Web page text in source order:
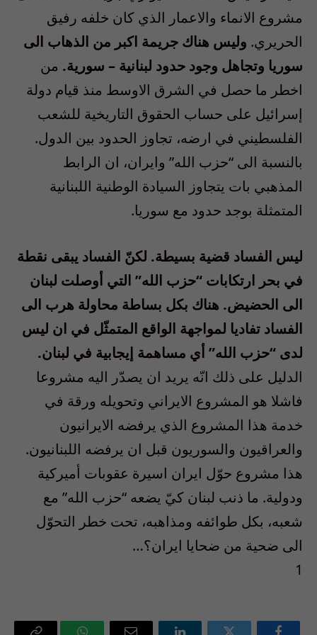
مشروع الانماء والاعمار الذي كان خلفه رفيق
الحريري. وليس هناك جريمة اكبر من الذهاب الى
سوريا وتجاهل وجود حدود لبنانية – سورية. من
اخطر ما حصل في الشرق الاوسط منذ قيام دولة
إسرائيل على حساب الحقوق التاريخية للشعب
الفلسطيني في ارضه، تجاوز الحدود بين الدول.
بالنسبة الى “حزب الله” وايران، ان الرابط
المذهبي بات يتجاوز السيادة الوطنية اللبنانية
المتمثلة بوجد حدود مع سوريا.
ليس الفساد قضية بسيطة. لكنّ الفساد يبقى نقطة
في بحر ارتكابات “حزب الله” التي أوصلت لبنان
الى الحضيض. هناك بكل بساطة محاولة هرب الى
الفساد تفاديا لمواجهة الواقع المتمثّل في ان ليس
لدى “حزب الله” أي مساهمة إيجابية في لبنان.
الدليل على ذلك انّه يريد ان يصدّر اليه مشروعا
فاشلا هو المشروع الايراني وتحويله ورقة في
خدمة هذا المشروع الذي يرفضه الايرانيون
والعراقيون والسوريون قبل ان يرفضه اللبنانيون.
هذا مشروع حوّل ايران اسيرة عقوبات أميركية
ودولية. ما ذنب لبنان كيّ يضعه “حزب الله” مع
شعبه، بكل طوائفه ومذاهبه، تحت خطر التحوّل
الى ضحية من ضحايا ايران؟…
1